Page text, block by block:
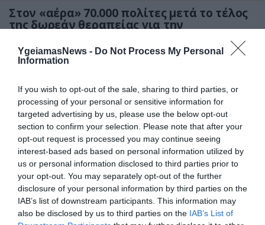
YgeiamasNews - Do Not Process My Personal
Information
If you wish to opt-out of the sale, sharing to third parties, or
processing of your personal or sensitive information for
targeted advertising by us, please use the below opt-out
section to confirm your selection. Please note that after your
opt-out request is processed you may continue seeing
interest-based ads based on personal information utilized by
us or personal information disclosed to third parties prior to
your opt-out. You may separately opt-out of the further
disclosure of your personal information by third parties on the
IAB’s list of downstream participants. This information may
also be disclosed by us to third parties on the IAB’s List of
Στον «αέρα» 70.000 πολίτες μετά το τέλος
της δωρεάν θεραπείας για την
24.06.2026 09:01
Τα τρία φάρμακα που ξεκίνησαν για άλλες
παθήσεις και κατέληξαν να αλλάξουν την
ανδρική υγεία